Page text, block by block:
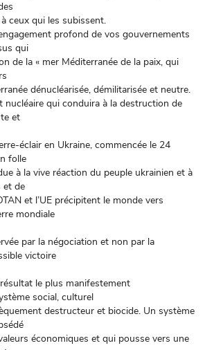
ceux qui les subissent.
profond de vos gouvernements
qui
de la « mer Méditerranée de la paix, qui
dénucléarisée, démilitarisée et neutre.
nucléaire qui conduira à la destruction de
et
éclair en Ukraine, commencée le 24
folle
à la vive réaction du peuple ukrainien et à
et de
et l’UE précipitent le monde vers
mondiale
par la négociation et non par la
victoire
le plus manifestement
social, culturel
destructeur et biocide. Un système
économiques et qui pousse vers une